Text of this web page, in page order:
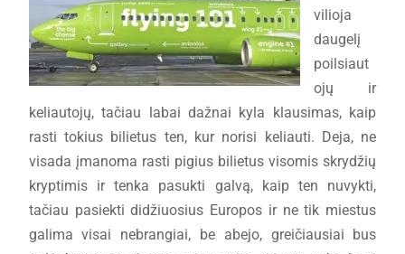
vilioja
daugelį
poilsiaut
ojų ir
keliautojų, tačiau labai dažnai kyla klausimas, kaip
rasti tokius bilietus ten, kur norisi keliauti. Deja, ne
visada įmanoma rasti pigius bilietus visomis skrydžių
kryptimis ir tenka pasukti galvą, kaip ten nuvykti,
tačiau pasiekti didžiuosius Europos ir ne tik miestus
galima visai nebrangiai, be abejo, greičiausiai bus